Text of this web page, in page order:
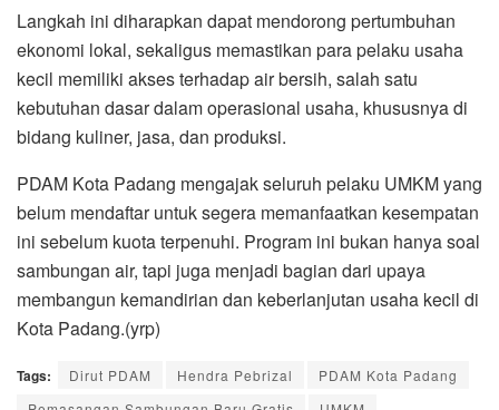
Langkah ini diharapkan dapat mendorong pertumbuhan
ekonomi lokal, sekaligus memastikan para pelaku usaha
kecil memiliki akses terhadap air bersih, salah satu
kebutuhan dasar dalam operasional usaha, khususnya di
bidang kuliner, jasa, dan produksi.
PDAM Kota Padang mengajak seluruh pelaku UMKM yang
belum mendaftar untuk segera memanfaatkan kesempatan
ini sebelum kuota terpenuhi. Program ini bukan hanya soal
sambungan air, tapi juga menjadi bagian dari upaya
membangun kemandirian dan keberlanjutan usaha kecil di
Kota Padang.(yrp)
Tags: Dirut PDAM Hendra Pebrizal
PDAM Kota Padang